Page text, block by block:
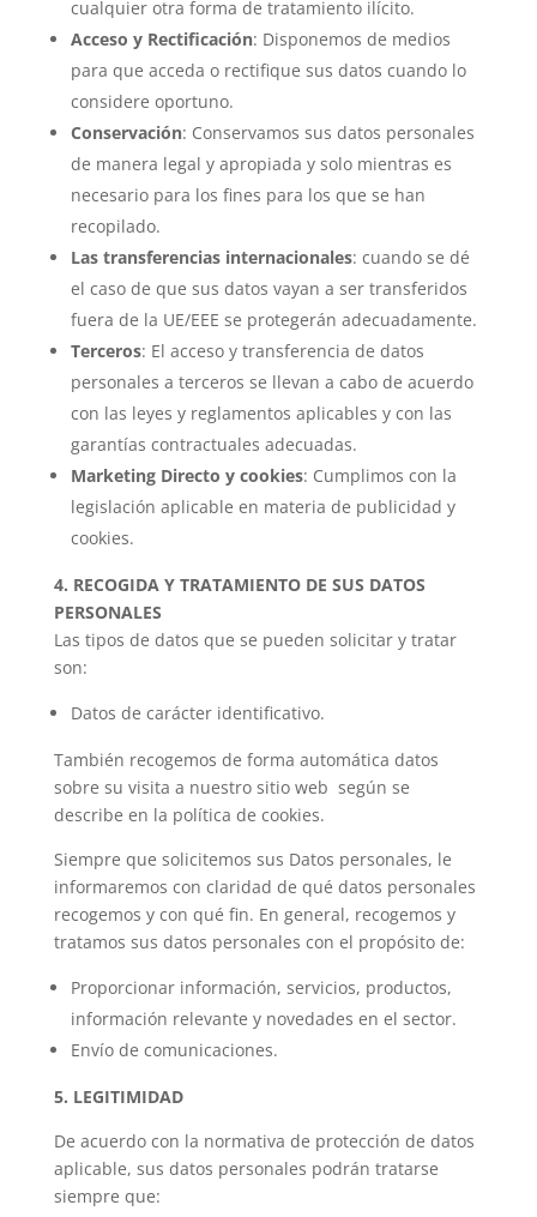
cualquier otra forma de tratamiento ilícito.
Acceso y Rectificación: Disponemos de medios
para que acceda o rectifique sus datos cuando lo
considere oportuno.
Conservación: Conservamos sus datos personales
de manera legal y apropiada y solo mientras es
necesario para los fines para los que se han
recopilado.
Las transferencias internacionales: cuando se dé
el caso de que sus datos vayan a ser transferidos
fuera de la UE/EEE se protegerán adecuadamente.
Terceros: El acceso y transferencia de datos
personales a terceros se llevan a cabo de acuerdo
con las leyes y reglamentos aplicables y con las
garantías contractuales adecuadas.
Marketing Directo y cookies: Cumplimos con la
legislación aplicable en materia de publicidad y
cookies.
4. RECOGIDA Y TRATAMIENTO DE SUS DATOS
PERSONALES
Las tipos de datos que se pueden solicitar y tratar
son:
Datos de carácter identificativo.
También recogemos de forma automática datos
sobre su visita a nuestro sitio web según se
describe en la política de cookies.
Siempre que solicitemos sus Datos personales, le
informaremos con claridad de qué datos personales
recogemos y con qué fin. En general, recogemos y
tratamos sus datos personales con el propósito de:
Proporcionar información, servicios, productos,
información relevante y novedades en el sector.
Envío de comunicaciones.
5. LEGITIMIDAD
De acuerdo con la normativa de protección de datos
aplicable, sus datos personales podrán tratarse
siempre que: